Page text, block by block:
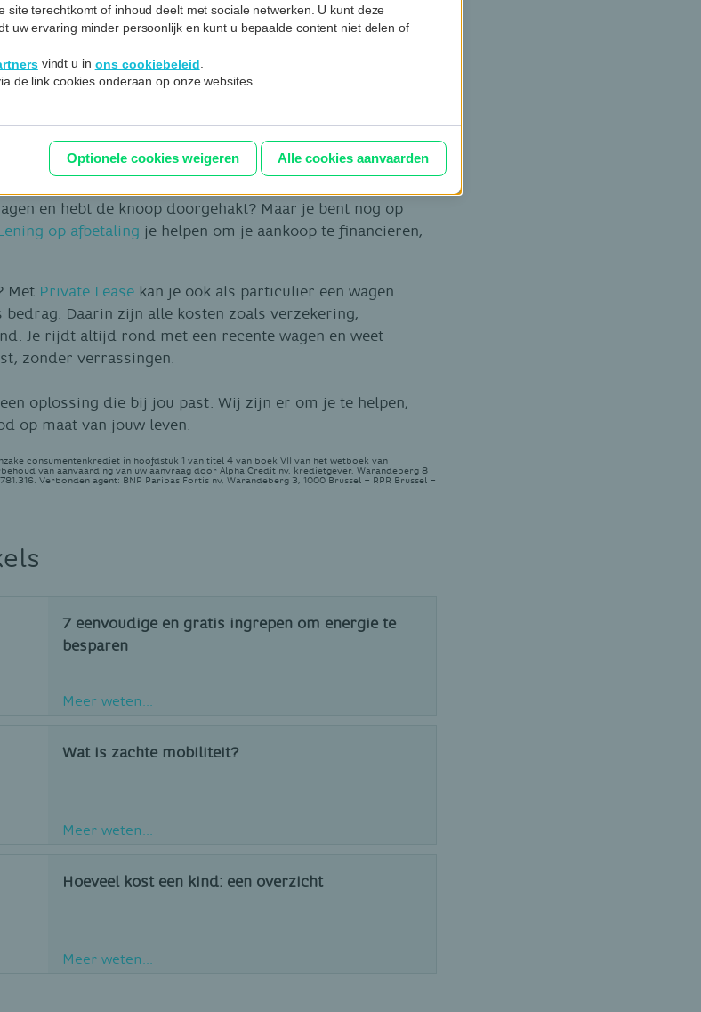
ze de laatste jaren steeds vaker in het straatbeeld
met weinig tot geen impact op het milieu –
zijn de mogelijkheden? En is het iets voor jou?
en hebt de knoop doorgehakt? Maar je bent nog op
op afbetaling je helpen om je aankoop te financieren,
Met Private Lease kan je ook als particulier een wagen
Daarin zijn alle kosten zoals verzekering,
Je rijdt altijd rond met een recente wagen en weet
zonder verrassingen.
oplossing die bij jou past. Wij zijn er om je te helpen,
op maat van jouw leven.
consumentenkrediet in hoofdstuk 1 van titel 4 van boek VII van het wetboek van
van aanvaarding van uw aanvraag door Alpha Credit nv, kredietgever, Warandeberg 8
Verbonden agent: BNP Paribas Fortis nv, Warandeberg 3, 1000 Brussel – RPR Brussel –
7 eenvoudige en gratis ingrepen om energie te
besparen
Meer weten...
Wat is zachte mobiliteit?
Meer weten...
Hoeveel kost een kind: een overzicht
Meer weten...
site terechtkomt of inhoud deelt met sociale netwerken. U kunt deze
uw ervaring minder persoonlijk en kunt u bepaalde content niet delen of
vindt u in ons cookiebeleid
de link cookies onderaan op onze websites.
Optionele cookies weigeren Alle cookies aanvaarden